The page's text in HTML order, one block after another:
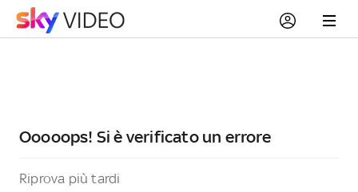
Ooooops! Si è verificato un errore
Riprova più tardi